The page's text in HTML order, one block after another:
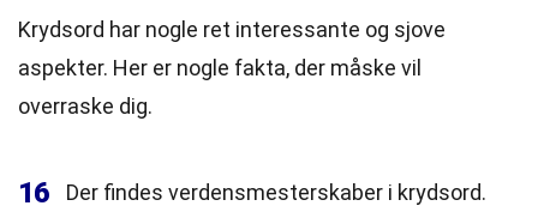
Krydsord har nogle ret interessante og sjove
aspekter. Her er nogle fakta, der måske vil
overraske dig.
16 Der findes verdensmesterskaber i krydsord.